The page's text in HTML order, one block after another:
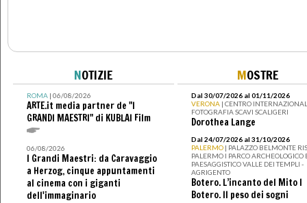
NOTIZIE
ROMA| 06/08/2026
ARTE.it media partner de "I
GRANDI MAESTRI" di KUBLAI Film
06/08/2026
I Grandi Maestri: da Caravaggio
a Herzog, cinque appuntamenti
al cinema con i giganti
dell'immaginario
MOSTRE
Dal 30/07/2026 al 01/11/2026
VERONA | CENTRO
FOTOGRAFIA SCAVI SCALIGERI
Dorothea Lange
Dal 24/07/2026 al 31/10/2026
PALERMO | PALAZZO BELMONTE
PALERMO I PARCO ARCHEOLOGICO
PAESAGGISTICO VALLE DEI TEMPLI -
AGRIGENTO
Botero. L’incanto del Mito I
Botero. Il peso dei sogni